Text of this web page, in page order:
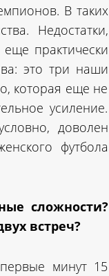
В таких
Недостатки,
практически
это три наши
которая еще не
усиление.
доволен
футбола
сложности?
встреч?
минут 15